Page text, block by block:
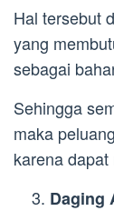
Hal tersebut
yang
sebagai
Sehingga
maka
karena
Daging